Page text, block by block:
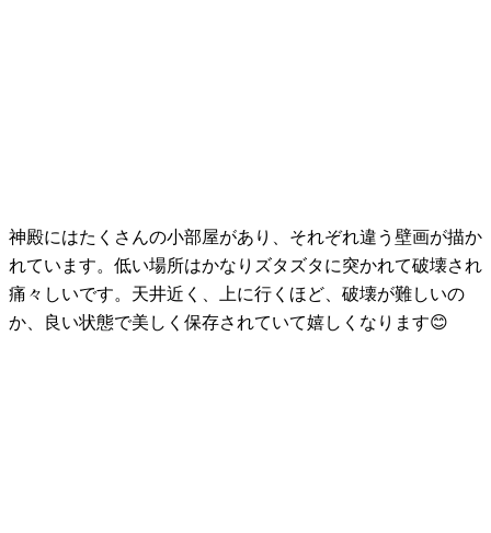
神殿にはたくさんの小部屋があり、それぞれ違う壁画が描か
れています。低い場所はかなりズタズタに突かれて破壊され
痛々しいです。天井近く、上に行くほど、破壊が難しいの
か、良い状態で美しく保存されていて嬉しくなります😊